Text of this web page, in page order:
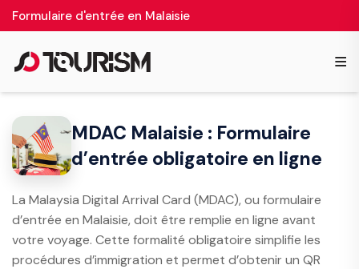
Formulaire d'entrée en Malaisie
≡
MDAC Malaisie : Formulaire
d’entrée obligatoire en ligne
La Malaysia Digital Arrival Card (MDAC), ou formulaire
d’entrée en Malaisie, doit être remplie en ligne avant
votre voyage. Cette formalité obligatoire simplifie les
procédures d’immigration et permet d’obtenir un QR